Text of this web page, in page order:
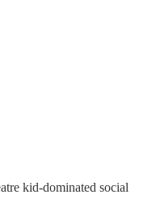
kid-dominated social